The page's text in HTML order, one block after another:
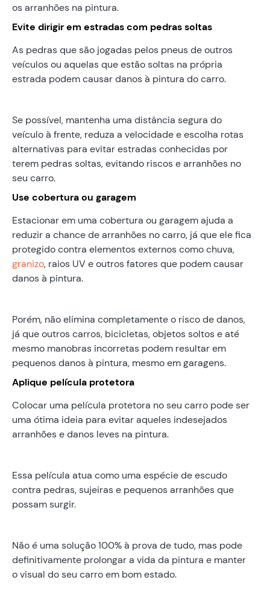
os arranhões na pintura.
Evite dirigir em estradas com pedras soltas
As pedras que são jogadas pelos pneus de outros
veículos ou aquelas que estão soltas na própria
estrada podem causar danos à pintura do carro.
Se possível, mantenha uma distância segura do
veículo à frente, reduza a velocidade e escolha rotas
alternativas para evitar estradas conhecidas por
terem pedras soltas, evitando riscos e arranhões no
seu carro.
Use cobertura ou garagem
Estacionar em uma cobertura ou garagem ajuda a
reduzir a chance de arranhões no carro, já que ele fica
protegido contra elementos externos como chuva,
granizo, raios UV e outros fatores que podem causar
danos à pintura.
Porém, não elimina completamente o risco de danos,
já que outros carros, bicicletas, objetos soltos e até
mesmo manobras incorretas podem resultar em
pequenos danos à pintura, mesmo em garagens.
Aplique película protetora
Colocar uma película protetora no seu carro pode ser
uma ótima ideia para evitar aqueles indesejados
arranhões e danos leves na pintura.
Essa película atua como uma espécie de escudo
contra pedras, sujeiras e pequenos arranhões que
possam surgir.
Não é uma solução 100% à prova de tudo, mas pode
definitivamente prolongar a vida da pintura e manter
o visual do seu carro em bom estado.